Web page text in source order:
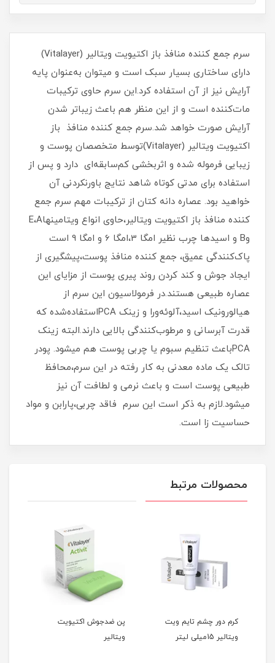
سرم جمع کننده منافذ باز اکتیویت ویتالیر (Vitalayer)
دارای ساختاری بسیار سبک است و میتوان به‌عنوان پایه
آرایش نیز از آن استفاده کرد.این سرم حاوی ترکیبات
مات‌کننده است و از این منظر هم باعث زیباتر شدن
آرایش صورت خواهد شد.سرم جمع کننده منافذ باز
اکتیویت ویتالیر (Vitalayer)توسط متخصصان پوست و
زیبایی فرموله شده و اثربخشی کم‌سابقه‌ای دارد و پس از
استفاده برای مدتی کوتاه شاهد نتایج باورنکردنی آن
خواهید بود. عصاره دانه کتان از ترکیبات مهم سرم جمع
کننده منافذ باز اکتیویت ویتالیر،حاوی انواع ویتامینهاE،A
وB و اسیدها چرب نظیر امگا 3،امگا 6 و امگا 9 است
پاک‌کنندگی عمیق، جمع کننده منافذ پوست،پیشگیری از
ایجاد جوش و کند کردن روند پیری پوست از مزایای این
عصاره طبیعی هستند.در فرمولاسیون این سرم از
هیالورونیک اسید،آلوئه‌ورا و زینک PCAاستفاده‌شده که
قدرت آبرسانی و مرطوب‌کنندگی بالایی دارند.البته زینک
PCAباعث تنظیم سبوم یا چربی پوست هم میشود. پودر
تالک یک ماده معدنی به کار رفته در این سرم،محافظ
طبیعی پوست است و باعث نرمی و لطافت آن نیز
میشود.لازم به ذکر است این سرم فاقد چربی،پارابن و مواد
حساسیت زا است.
محصولات مرتبط
کرم دور چشم تایم ویت
ویتالیر 15میلی لیتر
پن ضدجوش اکتیویت
ویتالیر